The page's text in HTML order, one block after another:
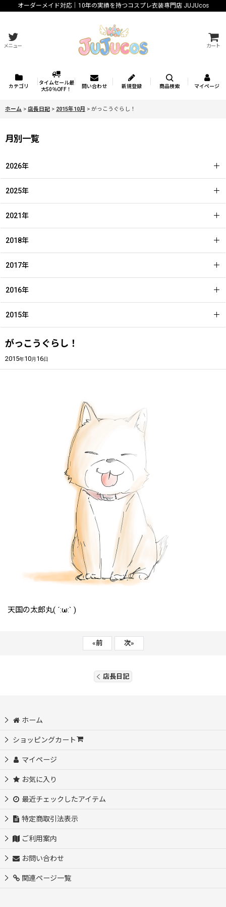
オーダーメイド対応｜10年の実績を持つコスプレ衣装専門店 JUJUcos
メニュー カート
カテゴリ
タイムセール最
大50％OFF！
問い合わせ 新規登録 商品検索 マイページ
ホーム > 店長日記 > 2015年10月 > がっこうぐらし！
がっこうぐらし！
2015年10月 16日
天国の太郎丸( ´:ω:` )
«前 次»
店長日記
月別一覧
2026年
2025年
2021年
2018年
2017年
2016年
2015年
ホーム
ショッピングカート
マイページ
お気に入り
最近チェックしたアイテム
特定商取引法表示
ご利用案内
お問い合わせ
関連ページ一覧